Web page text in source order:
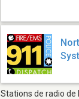
Stations de radio de